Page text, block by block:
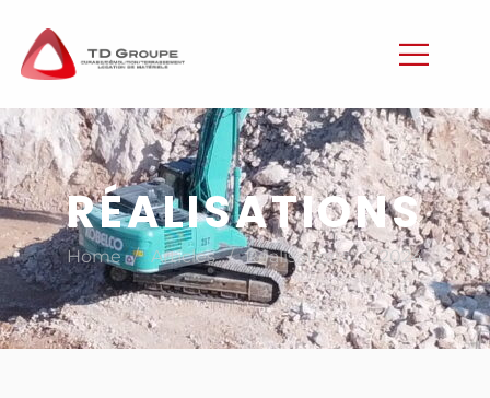
RÉALISATIONS
Home / Articles / Réalisations / 2024